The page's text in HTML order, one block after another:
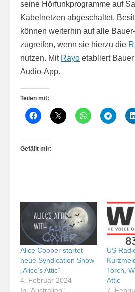
seine Hörfunkprogramme auf
Kabelnetzen abgeschaltet.
können weiterhin auf alle
zugreifen, wenn sie hierzu die
nutzen. Mit Rayo etabliert
Audio-App.
Teilen mit:
Gefällt mir:
Alice Cooper startet
neue Syndication Show
„Alice’s Attic“
4. Februar 2024
US
Torch,
Attic